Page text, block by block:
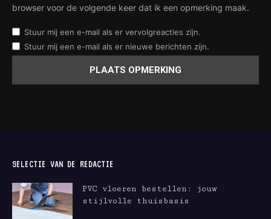
browser voor de volgende keer dat ik een opmerking maak.
Stuur mij een e-mail als er vervolgreacties zijn.
Stuur mij een e-mail als er nieuwe berichten zijn.
SELECTIE VAN DE REDACTIE
PVC vloeren bestellen: jouw
stijlvolle thuisbasis